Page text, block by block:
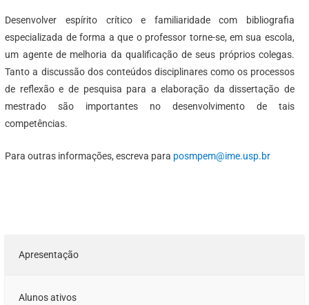
Apresentação
Alunos ativos
Desenvolver espírito crítico e familiaridade com bibliografia
especializada de forma a que o professor torne-se, em sua escola,
um agente de melhoria da qualificação de seus próprios colegas.
Tanto a discussão dos conteúdos disciplinares como os processos
de reflexão e de pesquisa para a elaboração da dissertação de
mestrado são importantes no desenvolvimento de tais
competências.
Para outras informações, escreva para posmpem@ime.usp.br